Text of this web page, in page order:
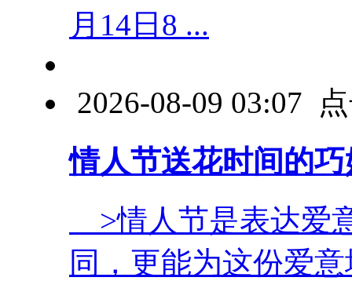
月14日8 ...
2026-08-09 03:07
情人节送花时间的
>情人节是表达爱
同，更能为这份爱